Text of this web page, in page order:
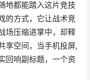
地都能踏入这片竞技
的方式，它让战术竞
场压缩进掌中，却释
享空间，当手机投屏,
回响副标题，一个资